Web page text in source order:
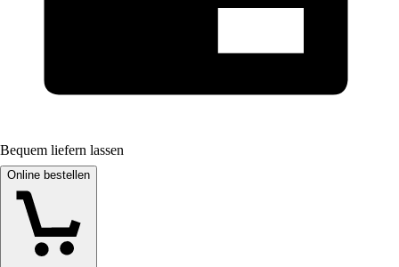
Bequem liefern lassen
Online bestellen